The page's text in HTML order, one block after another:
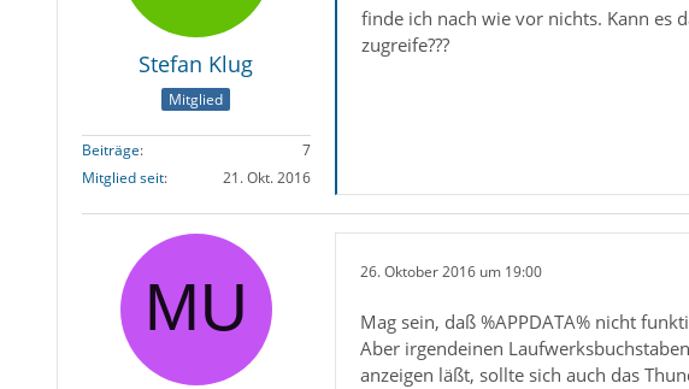
Stefan Klug
Mitglied
Beiträge
7
Mitglied seit
21. Okt. 2016
finde ich nach wie vor nichts. Kann es
zugreife???
26. Oktober 2016 um 19:00
Mag sein, daß %APPDATA% nicht
Aber irgendeinen
anzeigen läßt, sollte sich auch das